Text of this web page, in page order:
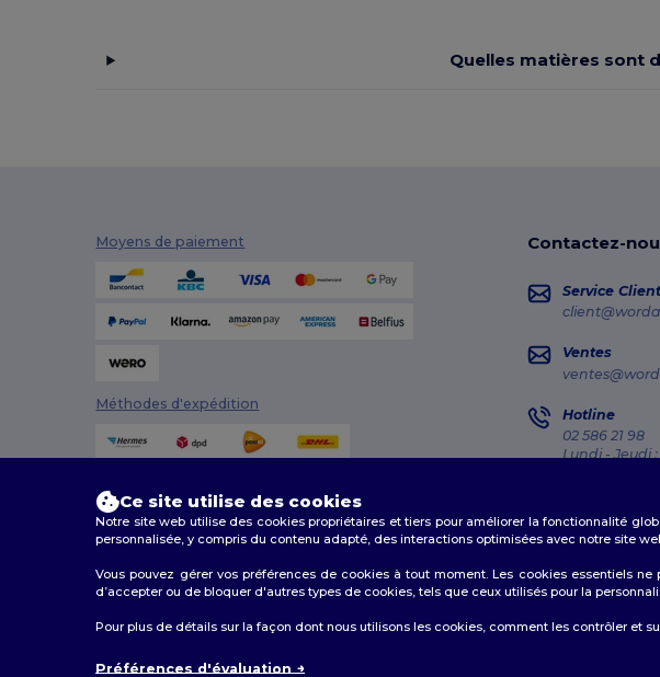
Quelles matières sont
Moyens de paiement
Méthodes d'expédition
Contactez-
Service Client
Ventes
Hotline
02 586 21 98
Lundi - Jeudi :
2026. Tous droits réservés
Ce site utilise des cookies
Notre site web utilise des cookies propriétaires et tiers pour améliorer la fonctionnalité
personnalisée, y compris du contenu adapté, des interactions optimisées avec notre site
Vous pouvez gérer vos préférences de cookies à tout moment. Les cookies essentiels
d’accepter ou de bloquer d'autres types de cookies, tels que ceux utilisés pour la
Pour plus de détails sur la façon dont nous utilisons les cookies, comment les contrôler et
Préférences d'évaluation